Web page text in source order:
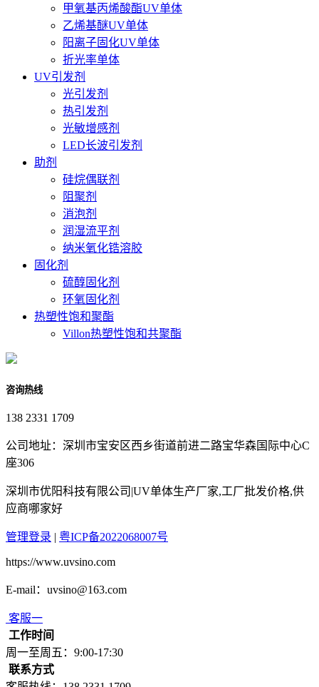
甲氧基丙烯酸酯UV单体
乙烯基醚UV单体
阳离子固化UV单体
折光率单体
UV引发剂
光引发剂
热引发剂
光敏增感剂
LED长波引发剂
助剂
硅烷偶联剂
阻聚剂
消泡剂
润湿流平剂
纳米氧化锆溶胶
固化剂
硫醇固化剂
环氧固化剂
热塑性饱和聚酯
Villon热塑性饱和共聚酯
咨询热线
138 2331 1709
公司地址：深圳市宝安区西乡街道前进二路宝华森国际中心C
座306
深圳市优阳科技有限公司|UV单体生产厂家,工厂批发价格,供
应商哪家好
管理登录 | 粤ICP备2022068007号
https://www.uvsino.com
E-mail：uvsino@163.com
客服一
工作时间
周一至周五：9:00-17:30
联系方式